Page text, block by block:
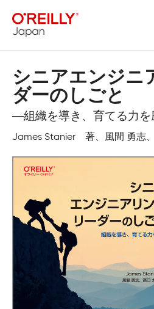
シニアエンジニ
ダーのしごと
―組織を導き、育てる力を
James Stanier 著、風間 勇志